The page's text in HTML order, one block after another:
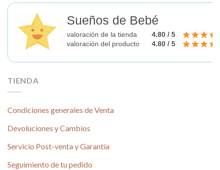
producto
la
producto
Sueños de Bebé
valoración de la tienda
4.80 / 5
valoración del producto
4.80 / 5
TIENDA
Condiciones generales de Venta
Devoluciones y Cambios
Servicio Post-venta y Garantía
Seguimiento de tu pedido